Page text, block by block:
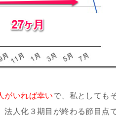
がいれば幸いで、私としても
人化３期目が終わる節目点